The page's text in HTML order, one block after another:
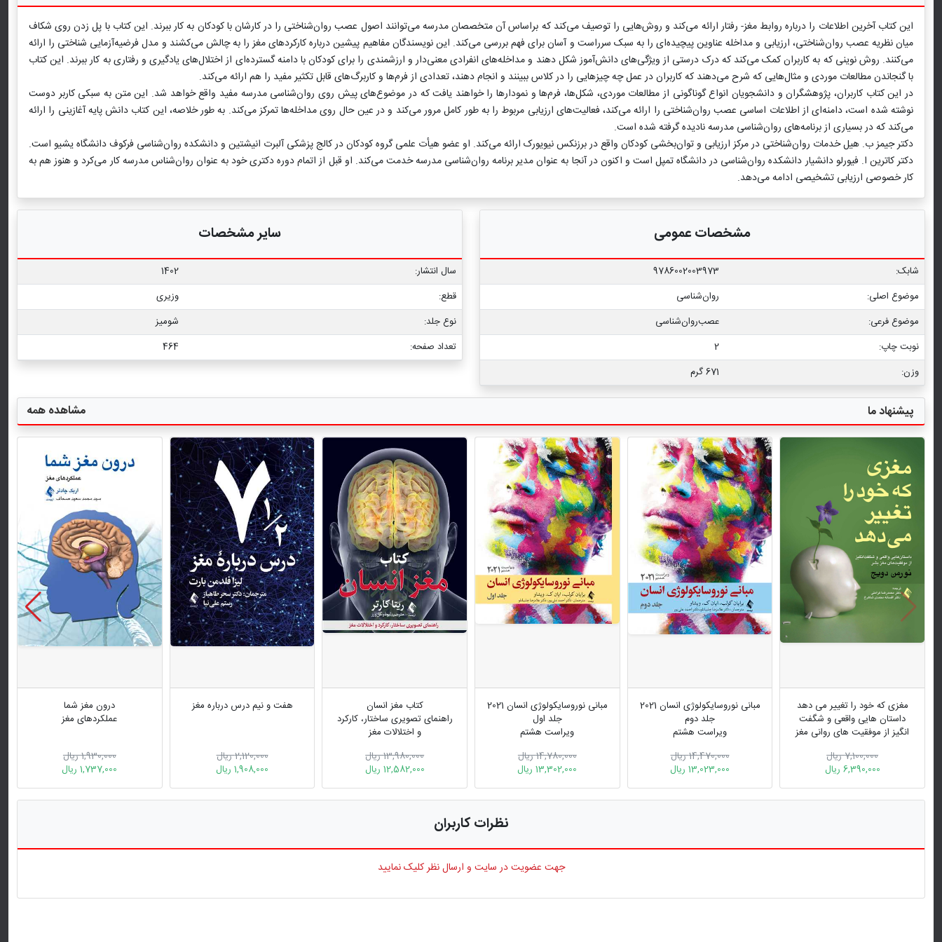
این کتاب آخرین اطلاعات را درباره روابط مغز- رفتار ارائه می‌کند و روش‌هایی را توصیف می‌کند که براساس آن متخصصان مدرسه می‌توانند اصول عصب روان‌شناختی را در کارشان با کودکان به کار ببرند. این کتاب با پل زدن روی شکاف
میان نظریه عصب روان‌شناختی، ارزیابی و مداخله عناوین پیچیده‌ای را به سبک سرراست و آسان برای فهم بررسی می‌کند. این نویسندگان مفاهیم پیشین درباره کارکردهای مغز را به چالش می‌کشند و مدل فرضیه‌آزمایی شناختی را ارائه
می‌کنند. روش نوینی که به کاربران کمک می‌کند که درک درستی از ویژگی‌های دانش‌آموز شکل دهند و مداخله‌های انفرادی معنی‌دار و ارزشمندی را برای کودکان با دامنه گسترده‌ای از اختلال‌های یادگیری و رفتاری به کار ببرند. این کتاب
با گنجاندن مطالعات موردی و مثال‌هایی که شرح می‌دهند که کاربران در عمل چه چیزهایی را در کلاس ببینند و انجام دهند، تعدادی از فرم‌ها و کاربرگ‌های قابل تکثیر مفید را هم ارائه می‌کند.
در این کتاب کاربران، پژوهشگران و دانشجویان انواع گوناگونی از مطالعات موردی، شکل‌ها، فرم‌ها و نمودارها را خواهند یافت که در موضوع‌های پیش روی روان‌شناسی مدرسه مفید واقع خواهد شد. این متن به سبکی کاربر دوست
نوشته شده است، دامنه‌ای از اطلاعات اساسی عصب روان‌شناختی را ارائه می‌کند، فعالیت‌های ارزیابی مربوط را به طور کامل مرور می‌کند و در عین حال روی مداخله‌ها تمرکز می‌کند. به طور خلاصه، این کتاب دانش پایه آغازینی را ارائه
می‌کند که در بسیاری از برنامه‌های روان‌شناسی مدرسه نادیده گرفته شده است.
دکتر جیمز ب. هیل خدمات روان‌شناختی در مرکز ارزیابی و توان‌بخشی کودکان واقع در برزنکس نیویورک ارائه می‌کند. او عضو هیأت علمی گروه کودکان در کالج پزشکی آلبرت انیشتین و دانشکده روان‌شناسی فرکوف دانشگاه یشیو است.
دکتر کاترین ا. فیورلو دانشیار دانشکده روان‌شناسی در دانشگاه تمپل است و اکنون در آنجا به عنوان مدیر برنامه روان‌شناسی مدرسه خدمت می‌کند. او قبل از اتمام دوره دکتری خود به عنوان روان‌شناس مدرسه کار می‌کرد و هنوز هم به
کار خصوصی ارزیابی تشخیصی ادامه می‌دهد.
مشخصات عمومی
شابک:
9786002003973
موضوع اصلی:
روان‌شناسی
موضوع فرعی:
عصب‏‌روان‏‌شناسی
نوبت چاپ:
2
وزن:
671 گرم
سایر مشخصات
سال انتشار:
1402
قطع:
وزیری
نوع جلد:
شومیز
تعداد صفحه:
464
پیشنهاد ما مشاهده همه
مغزی که خود را تغییر می دهد
داستان هایی واقعی و شگفت
انگیز از موفقیت های روانی مغز
7,100,000 ریال
6,390,000 ریال
مبانی نوروسایکولوژی انسان 2021
جلد دوم
ویراست هشتم
14,470,000 ریال
13,023,000 ریال
مبانی نوروسایکولوژی انسان 2021
جلد اول
ویراست هشتم
14,780,000 ریال
13,302,000 ریال
کتاب مغز انسان
راهنمای تصویری ساختار، کارکرد
و اختلالات مغز
13,980,000 ریال
12,582,000 ریال
هفت و نیم درس درباره مغز
2,120,000 ریال
1,908,000 ریال
درون مغز شما
عملکردهای مغز
1,930,000 ریال
1,737,000 ریال
نظرات کاربران
جهت عضویت در سایت و ارسال نظر کلیک نمایید